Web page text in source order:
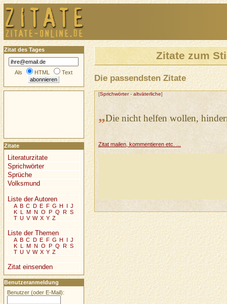
Zitate zum
Die passendsten Zitate
[Sprichwörter- altväterliche]
„Die nicht helfen wollen,
Zitat mailen, kommentieren etc. ...
Zitat des Tages
Als HTML Text
Zitate
Literaturzitate
Sprichwörter
Sprüche
Volksmund
Liste der Autoren
A B C D E F G H I J
K L M N O P Q R S
T U V W X Y Z
Liste der Themen
A B C D E F G H I J
K L M N O P Q R S
T U V W X Y Z
Zitat einsenden
Benutzeranmeldung
Benutzer (oder E-Mail):